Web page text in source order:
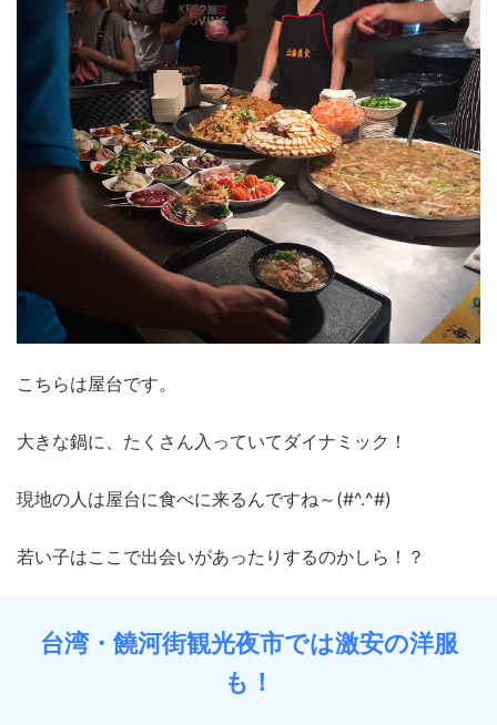
こちらは屋台です。
大きな鍋に、たくさん入っていてダイナミック！
現地の人は屋台に食べに来るんですね～(#^.^#)
若い子はここで出会いがあったりするのかしら！？
台湾・饒河街観光夜市では激安の洋服
も！